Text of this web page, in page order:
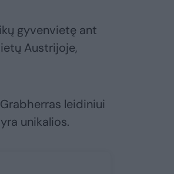
gyvenvietę ant
Austrijoje,
leidiniui
unikalios.